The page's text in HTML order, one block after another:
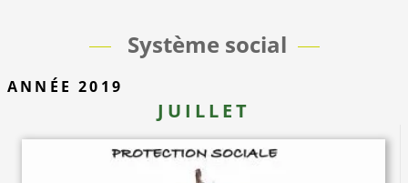
Système social
ANNÉE 2019
JUILLET